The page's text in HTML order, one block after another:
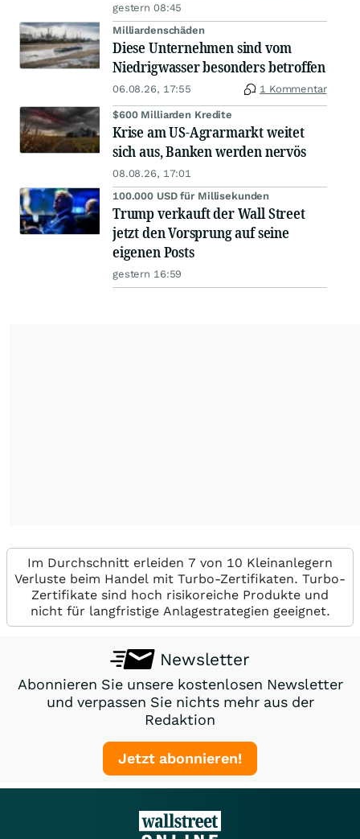
gestern 08:45
Milliardenschäden
Diese Unternehmen sind vom
Niedrigwasser besonders betroffen
06.08.26, 17:55 1 Kommentar
$600 Milliarden Kredite
Krise am US-Agrarmarkt weitet
sich aus, Banken werden nervös
08.08.26, 17:01
100.000 USD für Millisekunden
Trump verkauft der Wall Street
jetzt den Vorsprung auf seine
eigenen Posts
gestern 16:59
Im Durchschnitt erleiden 7 von 10 Kleinanlegern
Verluste beim Handel mit Turbo-Zertifikaten. Turbo-
Zertifikate sind hoch risikoreiche Produkte und
nicht für langfristige Anlagestrategien geeignet.
Newsletter
Abonnieren Sie unsere kostenlosen Newsletter
und verpassen Sie nichts mehr aus der
Redaktion
Jetzt abonnieren!